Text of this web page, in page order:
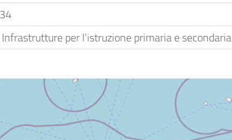
per l'istruzione primaria e secondaria